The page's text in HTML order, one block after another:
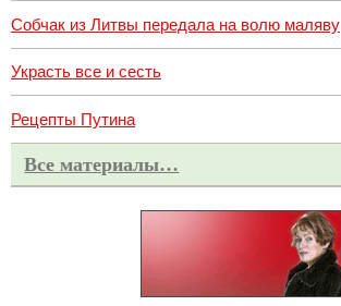
Собчак из Литвы передала на волю маляву
Украсть все и сесть
Рецепты Путина
Все материалы…